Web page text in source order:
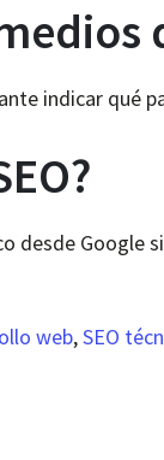
indicar qué
desde Google
web,SEO